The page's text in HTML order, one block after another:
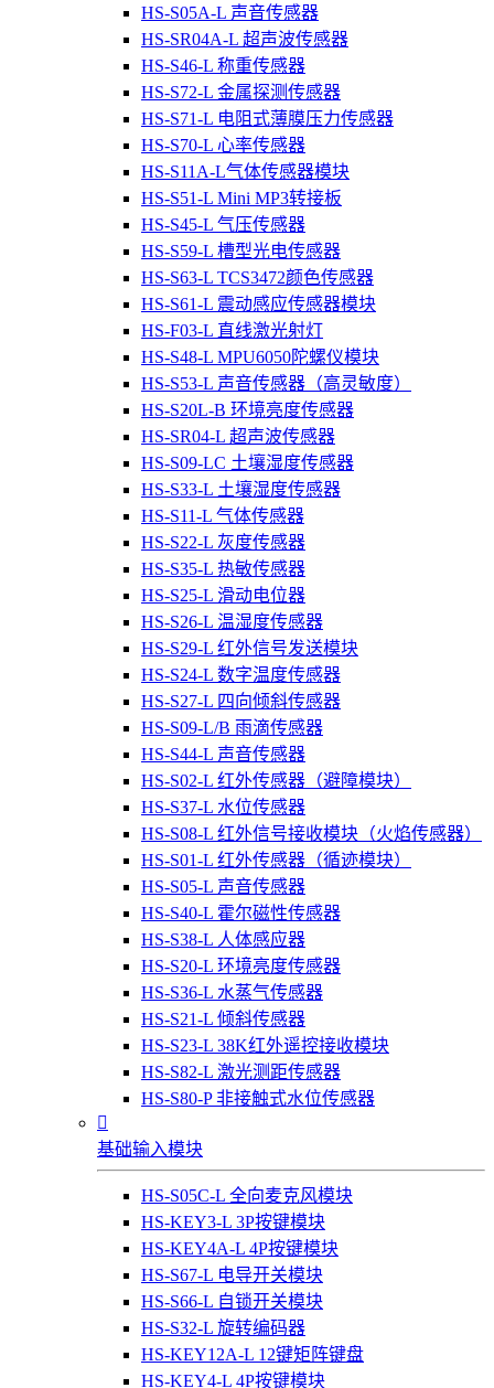
HS-S05A-L 声音传感器
HS-SR04A-L 超声波传感器
HS-S46-L 称重传感器
HS-S72-L 金属探测传感器
HS-S71-L 电阻式薄膜压力传感器
HS-S70-L 心率传感器
HS-S11A-L气体传感器模块
HS-S51-L Mini MP3转接板
HS-S45-L 气压传感器
HS-S59-L 槽型光电传感器
HS-S63-L TCS3472颜色传感器
HS-S61-L 震动感应传感器模块
HS-F03-L 直线激光射灯
HS-S48-L MPU6050陀螺仪模块
HS-S53-L 声音传感器（高灵敏度）
HS-S20L-B 环境亮度传感器
HS-SR04-L 超声波传感器
HS-S09-LC 土壤湿度传感器
HS-S33-L 土壤湿度传感器
HS-S11-L 气体传感器
HS-S22-L 灰度传感器
HS-S35-L 热敏传感器
HS-S25-L 滑动电位器
HS-S26-L 温湿度传感器
HS-S29-L 红外信号发送模块
HS-S24-L 数字温度传感器
HS-S27-L 四向倾斜传感器
HS-S09-L/B 雨滴传感器
HS-S44-L 声音传感器
HS-S02-L 红外传感器（避障模块）
HS-S37-L 水位传感器
HS-S08-L 红外信号接收模块（火焰传感器）
HS-S01-L 红外传感器（循迹模块）
HS-S05-L 声音传感器
HS-S40-L 霍尔磁性传感器
HS-S38-L 人体感应器
HS-S20-L 环境亮度传感器
HS-S36-L 水蒸气传感器
HS-S21-L 倾斜传感器
HS-S23-L 38K红外遥控接收模块
HS-S82-L 激光测距传感器
HS-S80-P 非接触式水位传感器

基础输入模块
HS-S05C-L 全向麦克风模块
HS-KEY3-L 3P按键模块
HS-KEY4A-L 4P按键模块
HS-S67-L 电导开关模块
HS-S66-L 自锁开关模块
HS-S32-L 旋转编码器
HS-KEY12A-L 12键矩阵键盘
HS-KEY4-L 4P按键模块